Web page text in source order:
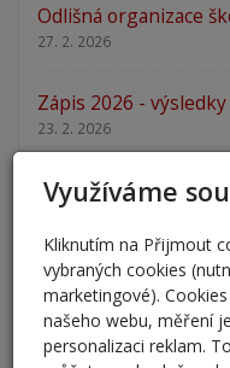
Odlišná organizace
27. 2. 2026
Zápis 2026 - výsledky
23. 2. 2026
Zápis 2026
Nový školní rok -
31. 8. 2025
Využíváme
Kliknutím na Přijmout
vybraných cookies
marketingové).
našeho webu, měření
personalizaci reklam.